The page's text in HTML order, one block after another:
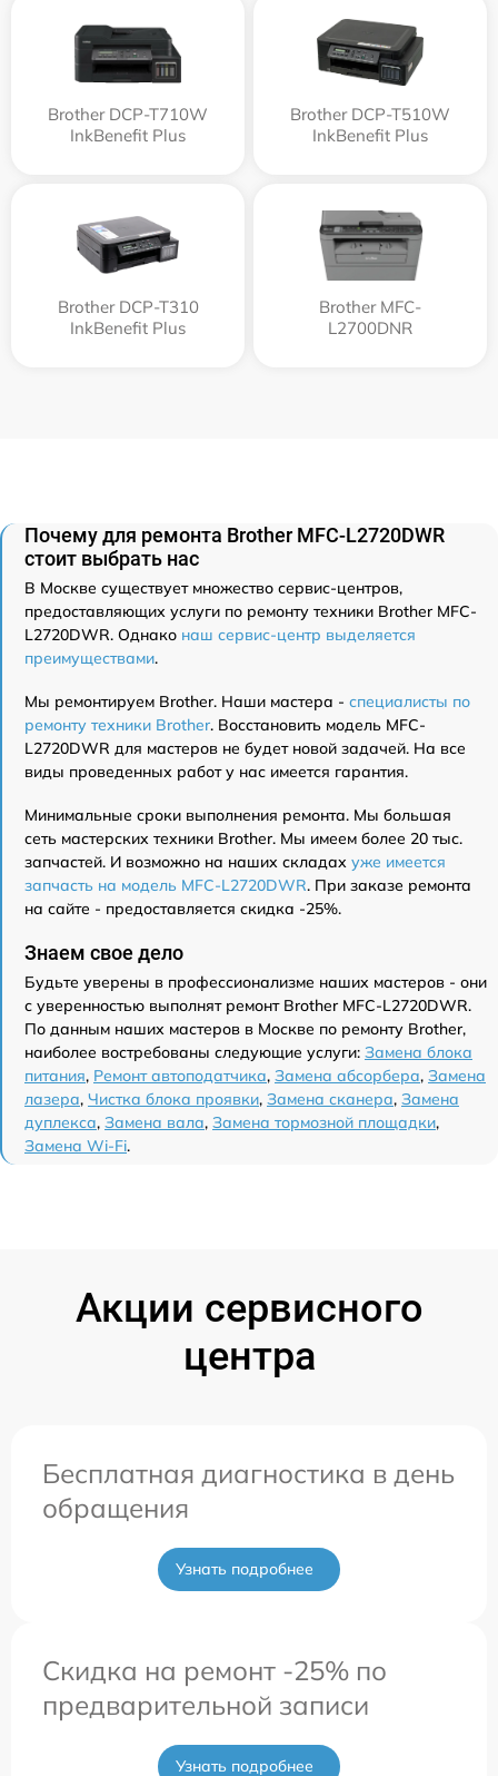
Brother DCP-T710W
InkBenefit Plus
Brother DCP-T510W
InkBenefit Plus
Brother DCP-T310
InkBenefit Plus
Brother MFC-
L2700DNR
Почему для ремонта Brother MFC-L2720DWR
стоит выбрать нас
В Москве существует множество сервис-центров,
предоставляющих услуги по ремонту техники Brother MFC-
L2720DWR. Однако наш сервис-центр выделяется
преимуществами.
Мы ремонтируем Brother. Наши мастера - специалисты по
ремонту техники Brother. Восстановить модель MFC-
L2720DWR для мастеров не будет новой задачей. На все
виды проведенных работ у нас имеется гарантия.
Минимальные сроки выполнения ремонта. Мы большая
сеть мастерских техники Brother. Мы имеем более 20 тыс.
запчастей. И возможно на наших складах уже имеется
запчасть на модель MFC-L2720DWR. При заказе ремонта
на сайте - предоставляется скидка -25%.
Знаем свое дело
Будьте уверены в профессионализме наших мастеров - они
с уверенностью выполнят ремонт Brother MFC-L2720DWR.
По данным наших мастеров в Москве по ремонту Brother,
наиболее востребованы следующие услуги: Замена блока
питания, Ремонт автоподатчика, Замена абсорбера, Замена
лазера, Чистка блока проявки, Замена сканера, Замена
дуплекса, Замена вала, Замена тормозной площадки,
Замена Wi-Fi.
Акции сервисного
центра
Бесплатная диагностика в день
обращения
Узнать подробнее
Скидка на ремонт -25% по
предварительной записи
Узнать подробнее